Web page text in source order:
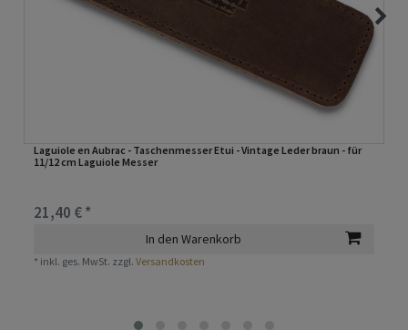
Laguiole en Aubrac - Taschenmesser Etui - Vintage Leder braun - für
11/12 cm Laguiole Messer
21,40 € *
In den Warenkorb
* inkl. ges. MwSt. zzgl.Versandkosten